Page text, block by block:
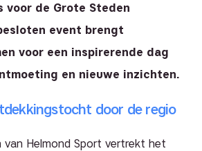
voor de Grote Steden
event brengt
voor een inspirerende dag
en nieuwe inzichten.
door de regio
Helmond Sport vertrekt het